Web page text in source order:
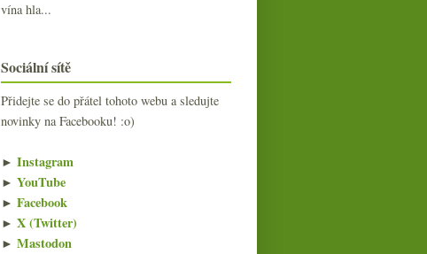
vína hla...
Sociální sítě
Přidejte se do přátel tohoto webu a sledujte
novinky na Facebooku! :o)
► Instagram
► YouTube
► Facebook
► X (Twitter)
► Mastodon